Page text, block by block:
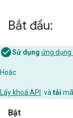
Bắt đầu:
Sử dụng ứng dụng
Hoặc
Lấy khoá API . và tải
Bật